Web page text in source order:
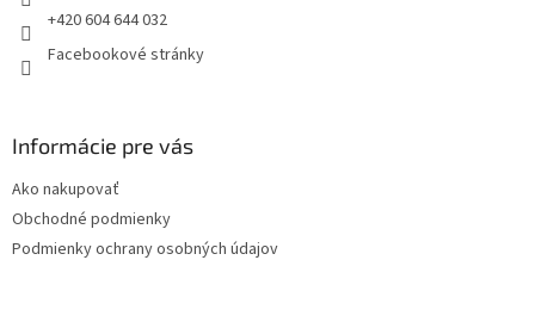
+420 604 644 032
Facebookové stránky
Informácie pre vás
Ako nakupovať
Obchodné podmienky
Podmienky ochrany osobných údajov